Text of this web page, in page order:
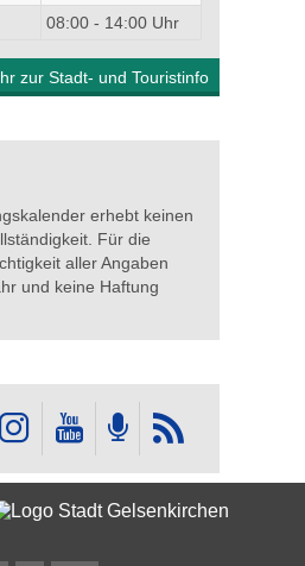
08:00 - 14:00 Uhr
zur Stadt- und Touristinfo
erhebt keinen
Für die
aller Angaben
und keine Haftung